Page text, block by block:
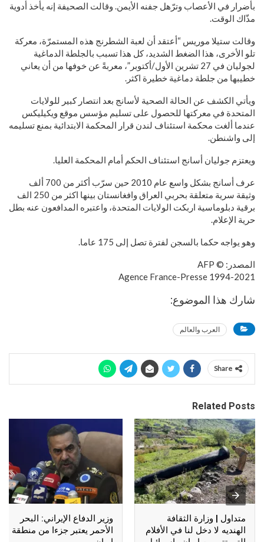
بأضرار في الأعصاب وترّهل جفنه الأيمن. وقالت الصحيفة إنه يأخذ أدوية
مذّاك الوقت.
وقالت ستيلا موريس “أعتقد أن لعبة الشطرنج هذه المستمرّة، معركة
تلو الأخرى، هذا الضغط الشديد، كل هذا تسبب بالجلطة الدماغية
لجوليان في 27 تشرين الأول/أكتوبر”، معربةً عن خوفها من أن يعاني
خطيبها من جلطة دماغية خطيرة اكثر.
ويأتي الكشف عن الحالة الصحية لأسانج بعد انتصار كبير للولايات
المتحدة في معركتها للحصول على تسليم مؤسس موقع ويكيليكس
عندما ألغت محكمة استئناف لندن قرار المحكمة الابتدائية بمنع تسليمه
إلى واشنطن.
ويعتزم جوليان أسانج استئناف الحكم أمام المحكمة العليا.
عرف أسانج بشكل واسع عام 2010 حين سرّب أكثر من 700 ألف
وثيقة سرية متعلقة بحربي العراق وافغانستان بينها اكثر من 250 الف
برقية دبلوماسية اربكت الولايات المتحدة، واعتبره المدافعون عنه بطل
حرية الإعلام.
وهو يواجه حكما بالسجن لفترة تصل إلى 175 عاما.
المصدر: © AFP
1994-2021 Agence France-Presse
شارك هذا الموضوع:
العرب والعالم
Share
Related Posts
متداول | وزارة الثقافة
الهنديه لا دخل لنا في الأفلام
وزير الدفاع الإيراني: البحر
الأحمر يعتبر جزءا من منطقة